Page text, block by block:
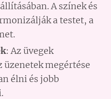
A színek és
a testet, a
: Az üvegek
üzenetek megértése
élni és jobb